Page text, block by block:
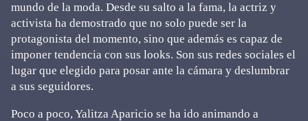
mundo de la moda. Desde su salto a la fama, la actriz y
activista ha demostrado que no solo puede ser la
protagonista del momento, sino que además es capaz de
imponer tendencia con sus looks. Son sus redes sociales el
lugar que elegido para posar ante la cámara y deslumbrar
a sus seguidores.
Poco a poco, Yalitza Aparicio se ha ido animando a